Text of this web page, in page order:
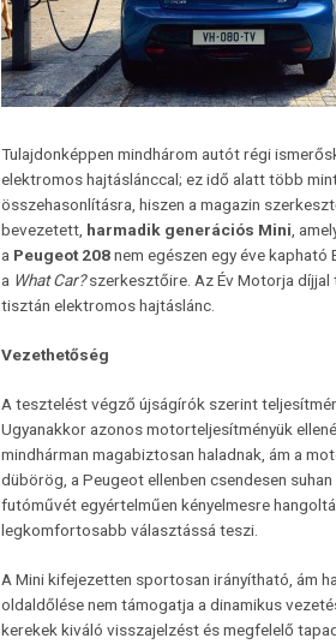
Tulajdonképpen mindhárom autót régi
elektromos hajtáslánccal; ez idő alatt több
összehasonlításra, hiszen a magazin
bevezetett, harmadik generációs Mini ,
a Peugeot 208nem egészen egy éve
a What Car?szerkesztőire. Az Év Motorja
tisztán elektromos hajtáslánc.
Vezethetőség
A tesztelést végző újságírók szerint
Ugyanakkor azonos motorteljesítményük
mindhárman magabiztosan haladnak, ám a
dübörög, a Peugeot ellenben csendesen
futóművét egyértelműen kényelmesre
legkomfortosabb választássá teszi.
A Mini kifejezetten sportosan irányítható, ám
oldaldőlése nem támogatja a dinamikus
kerekek kiváló visszajelzést és megfelelő